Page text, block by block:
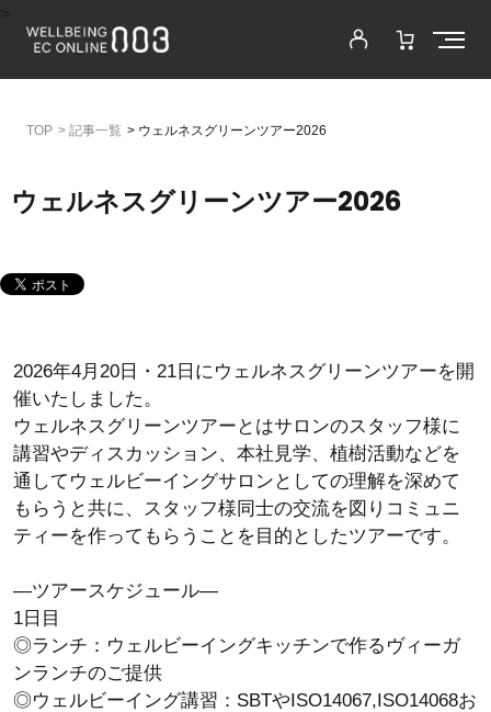
> 記事一覧 > ウェルネスグリーンツアー2026
ウェルネスグリーンツアー2026
2026年4月20日・21日にウェルネスグリーンツアーを開
催いたしました。
ウェルネスグリーンツアーとはサロンのスタッフ様に
講習やディスカッション、本社見学、植樹活動などを
通してウェルビーイングサロンとしての理解を深めて
もらうと共に、スタッフ様同士の交流を図りコミュニ
ティーを作ってもらうことを目的としたツアーです。
―ツアースケジュール―
1日目
◎ランチ：ウェルビーイングキッチンで作るヴィーガ
ンランチのご提供
◎ウェルビーイング講習：SBTやISO14067,ISO14068お